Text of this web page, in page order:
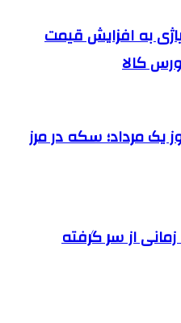
به افزایش قیمت
کالا
مرداد؛ سکه در مرز
از سر گرفته